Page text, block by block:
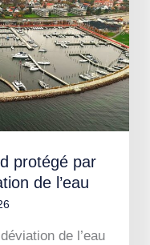
protégé par
de l’eau
de l’eau